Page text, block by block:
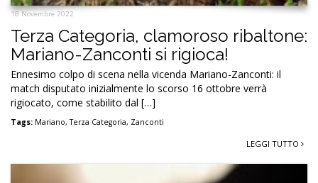
18 Novembre 2022
Terza Categoria, clamoroso ribaltone:
Mariano-Zanconti si rigioca!
Ennesimo colpo di scena nella vicenda Mariano-Zanconti: il
match disputato inizialmente lo scorso 16 ottobre verrà
rigiocato, come stabilito dal […]
Tags: Mariano,Terza Categoria, Zanconti
LEGGI TUTTO